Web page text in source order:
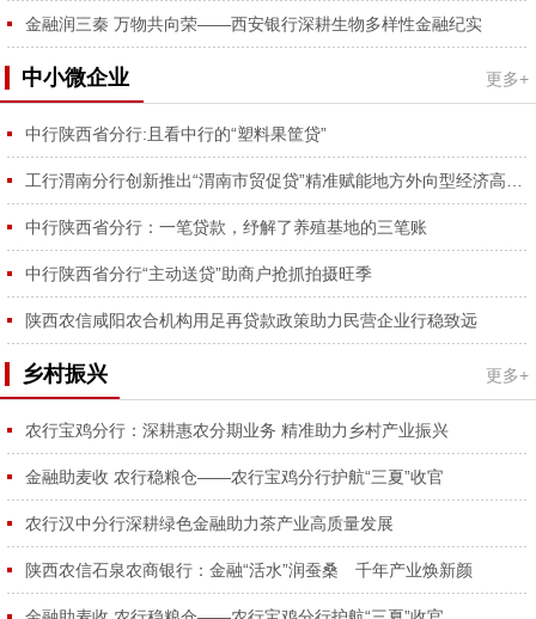
金融润三秦 万物共向荣——西安银行深耕生物多样性金融纪实
中小微企业 更多+
中行陕西省分行:且看中行的“塑料果筐贷”
中行陕西省分行：一笔贷款，纾解了养殖基地的三笔账
中行陕西省分行“主动送贷”助商户抢抓拍摄旺季
陕西农信咸阳农合机构用足再贷款政策助力民营企业行稳致远
乡村振兴 更多+
农行宝鸡分行：深耕惠农分期业务 精准助力乡村产业振兴
金融助麦收 农行稳粮仓——农行宝鸡分行护航“三夏”收官
农行汉中分行深耕绿色金融助力茶产业高质量发展
陕西农信石泉农商银行：金融“活水”润蚕桑 千年产业焕新颜